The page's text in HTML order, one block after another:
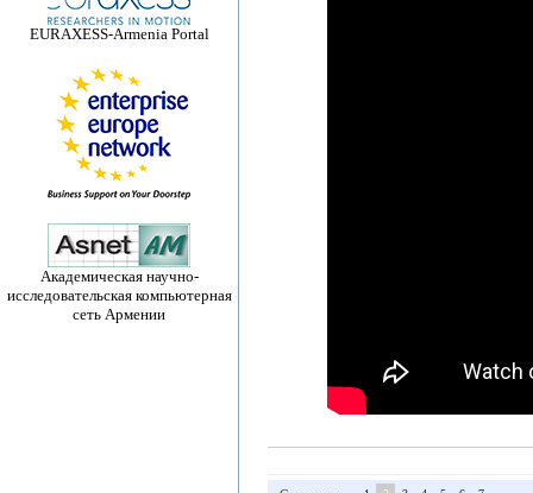
EURAXESS-Armenia Portal
Академическая научно-
исследовательская компьютерная
сеть Армении